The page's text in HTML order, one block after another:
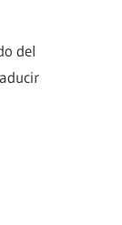
del